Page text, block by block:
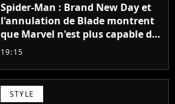
Spider-Man : Brand New Day et
l'annulation de Blade montrent
que Marvel n'est plus capable de
faire quoi que ce soit de simple
19:15
STYLE